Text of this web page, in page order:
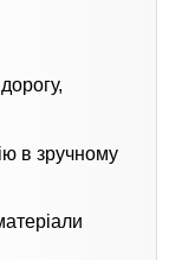
в зручному